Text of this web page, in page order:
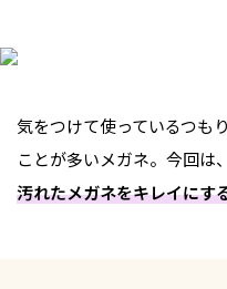
気をつけて使っているつも
ことが多いメガネ。今回は、
汚れたメガネをキレイにす